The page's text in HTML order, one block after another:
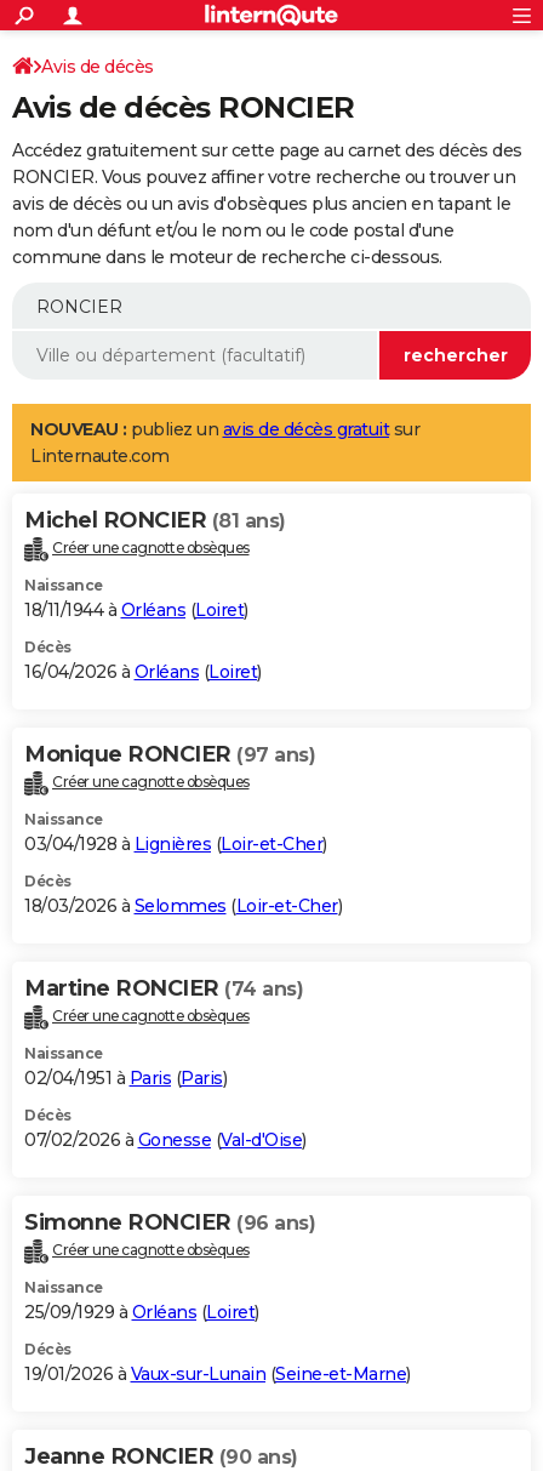
ACTUALITÉS
Politique
Société
Faits Divers
Education
Monde
Villes
+
SPORT
Coupe du monde 2026
Football
Tennis
Cyclisme
Rugby
Forum
Programme TV
TNT
Streaming
Cinéma
Sorties cinéma
Musique
+
FINANCE
Retraite
Epargne
Immobilier
Risques naturels par ville
Banque
Assurance
AUTO
Essais
Réserver un essai
Citadines
Berlines
SUV
Forum auto
+
Mobiles
Meilleur smartphone
Internet
Ordinateurs
Jeux vidéo
Guide high-tech
Aménagement intérieur
LIFESTYLE
Art de vivre
Bien-être
Loisirs
Mode
Modes de vie
Alimentation
Guide de la santé
Maladies
Médicaments
Sommeil
VOYAGE
Destinations
City break
Voyage nature
Voyage de noces
Forum
Climat
+PHOTO
GUIDES D'ACHAT
BONS PLANS
Carte de Noël
Carte Bonne année
Carte Saint-Valentin
Carte Pâques
Carte d'anniversaire
DICTIONNAIRE
Dictionnaire
Biographies
Citations
Expressions
Proverbes
PROGRAMME TV
S'inscrire
Se connecter
Lycées
Collèges
Primaires
Universités
Entreprises
Service militaire
Avis de recherche
AVIS DE DÉCÈS
Bricolage
Lifestyle
Culture
Sport
Auto
Television
Voyage
Cinema
Avis de décès
Avis de décès RONCIER
Accédez gratuitement sur cette page au carnet des décès des
RONCIER. Vous pouvez affiner votre recherche ou trouver un
avis de décès ou un avis d'obsèques plus ancien en tapant le
nom d'un défunt et/ou le nom ou le code postal d'une
commune dans le moteur de recherche ci-dessous.
NOUVEAU : publiez un avis de décès gratuitsur
Linternaute.com
Michel RONCIER (81 ans)
Créer une cagnotte obsèques
Naissance
18/11/1944 à Orléans (Loiret)
Décès
16/04/2026 à Orléans (Loiret)
Monique RONCIER (97 ans)
Créer une cagnotte obsèques
Naissance
03/04/1928 à Lignières (Loir-et-Cher)
Décès
18/03/2026 à Selommes (Loir-et-Cher)
Martine RONCIER (74 ans)
Créer une cagnotte obsèques
Naissance
02/04/1951 à Paris (Paris)
Décès
07/02/2026 à Gonesse (Val-d'Oise)
Simonne RONCIER (96 ans)
Créer une cagnotte obsèques
Naissance
25/09/1929 à Orléans (Loiret)
Décès
19/01/2026 à Vaux-sur-Lunain (Seine-et-Marne)
Jeanne RONCIER (90 ans)